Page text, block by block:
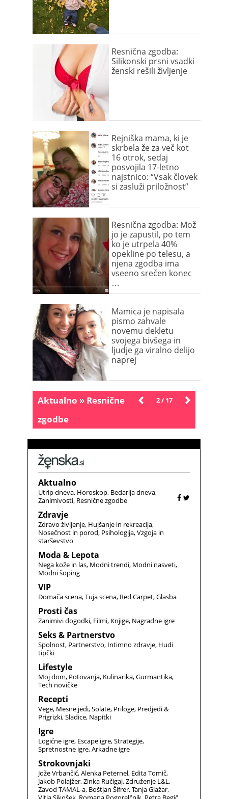
Resnična zgodba:
Silikonski prsni vsadki
ženski rešili življenje
Rejniška mama, ki je
skrbela že za več kot
16 otrok, sedaj
posvojila 17-letno
najstnico: “Vsak človek
si zasluži priložnost”
Resnična zgodba: Mož
jo je zapustil, po tem
ko je utrpela 40%
opekline po telesu, a
njena zgodba ima
vseeno srečen konec
…
Mamica je napisala
pismo zahvale
novemu dekletu
svojega bivšega in
ljudje ga viralno delijo
naprej
Starejše
2 / 17
Novejše
Aktualno » Resnične
zgodbe
Aktualno
Utrip dneva Horoskop Bedarija dneva
Zanimivosti Resnične zgodbe
Zdravje
Zdravo življenje Hujšanje in rekreacija
Nosečnost in porod Psihologija Vzgoja in
starševstvo
Moda & Lepota
Nega kože in las Modni trendi Modni nasveti
Modni šoping
VIP
Domača scena Tuja scena Red Carpet Glasba
Prosti čas
Zanimivi dogodki Filmi Knjige Nagradne igre
Seks & Partnerstvo
Spolnost Partnerstvo Intimno zdravje Hudi
tipčki
Lifestyle
Moj dom Potovanja Kulinarika Gurmantika
Tech novičke
Recepti
Vege Mesne jedi Solate Priloge Predjedi &
Prigrizki Sladice Napitki
Igre
Logične igre Escape igre Strategije
Spretnostne igre Arkadne igre
Strokovnjaki
Jože Vrbančič Alenka Peternel Edita Tomič
Jakob Polajžer Zinka Ručigaj Združenje L&L
Zavod TAMAL-a Boštjan Šifrer Tanja Glažar